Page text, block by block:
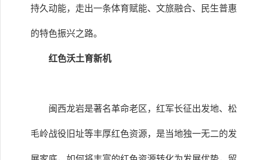
持久动能，走出一条体育赋能、文旅融合、民生普惠
的特色振兴之路。
红色沃土育新机
闽西龙岩是著名革命老区，红军长征出发地、松
毛岭战役旧址等丰厚红色资源，是当地独一无二的发